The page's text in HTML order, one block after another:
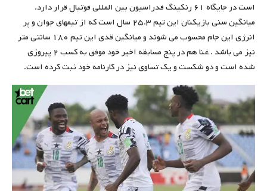
است در جایگاه ۶۱ رنکینگ فدراسیون بین المللی فوتبال قرار دارد.
میانگین سنی بازیکنان این تیم ۲۵.۳ سال است که از تیمهای جوان و پر
انرژی این جام محسوب می شوند و میانگین قدی این تیم ۱۸۰ سانتی متر
نیز می باشد . غنا هم در پنج مسابقه اخیر خود موفق به کسب ۲ پیروزی
شده است و دو شکست و یک تساوی نیز در کارنامه خود ثبت کرده است‌.